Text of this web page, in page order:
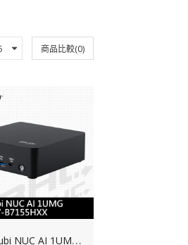
商品比較(0)
微
星 Cubi NUC AI 1UMG-040BTW-B7155HXX(Intel Core 7-155H【SSD.RAM.OS選購】)